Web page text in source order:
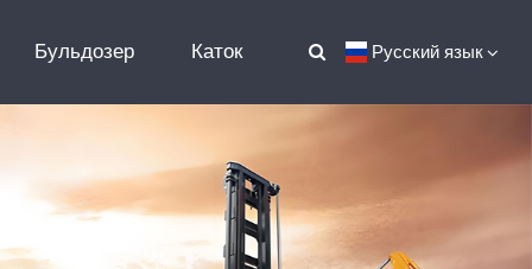
Русский язык
Бульдозер Каток